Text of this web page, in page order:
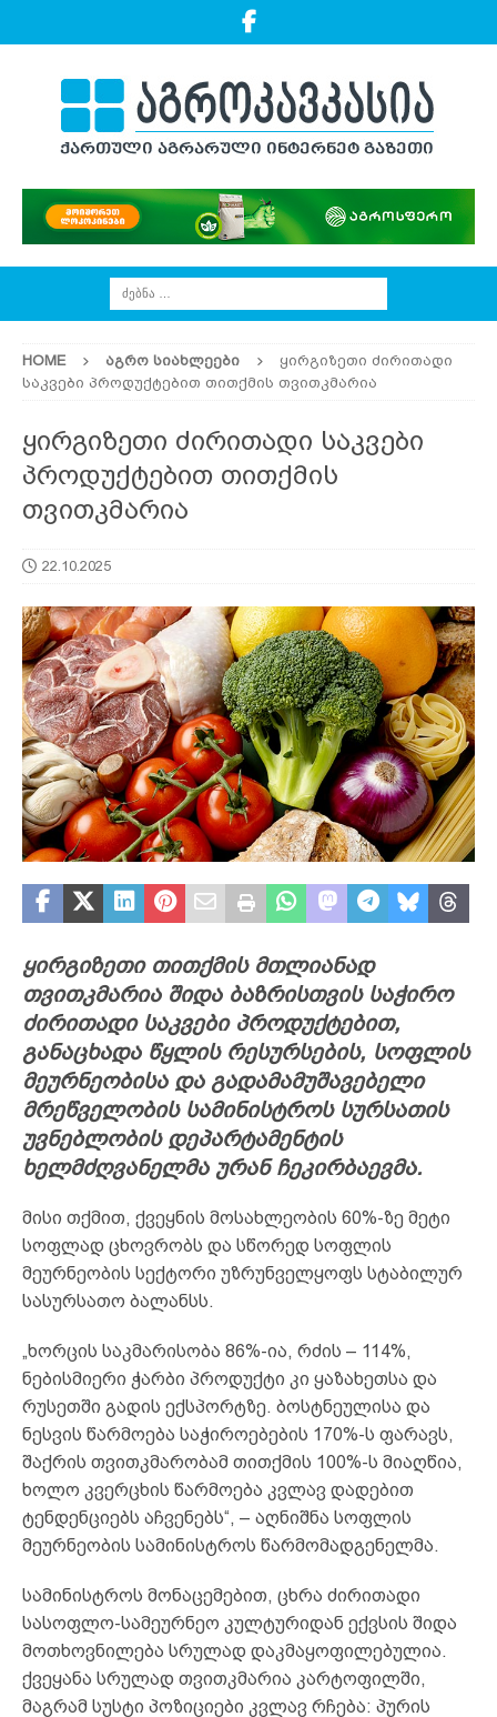
HOME ᲐᲒᲠᲝ ᲡᲘᲐᲮᲚᲔᲔᲑᲘ
ყირგიზეთი ძირითადი
საკვები პროდუქტებით თითქმის თვითკმარია
ყირგიზეთი ძირითადი საკვები
პროდუქტებით თითქმის
თვითკმარია
22.10.2025
ყირგიზეთი თითქმის მთლიანად
თვითკმარია შიდა ბაზრისთვის საჭირო
ძირითადი საკვები პროდუქტებით,
განაცხადა წყლის რესურსების, სოფლის
მეურნეობისა და გადამამუშავებელი
მრეწველობის სამინისტროს სურსათის
უვნებლობის დეპარტამენტის
ხელმძღვანელმა ურან ჩეკირბაევმა.
მისი თქმით, ქვეყნის მოსახლეობის 60%-ზე მეტი
სოფლად ცხოვრობს და სწორედ სოფლის
მეურნეობის სექტორი უზრუნველყოფს სტაბილურ
სასურსათო ბალანსს.
„ხორცის საკმარისობა 86%-ია, რძის – 114%,
ნებისმიერი ჭარბი პროდუქტი კი ყაზახეთსა და
რუსეთში გადის ექსპორტზე. ბოსტნეულისა და
ნესვის წარმოება საჭიროებების 170%-ს ფარავს,
შაქრის თვითკმარობამ თითქმის 100%-ს მიაღწია,
ხოლო კვერცხის წარმოება კვლავ დადებით
ტენდენციებს აჩვენებს“, – აღნიშნა სოფლის
მეურნეობის სამინისტროს წარმომადგენელმა.
სამინისტროს მონაცემებით, ცხრა ძირითადი
სასოფლო-სამეურნეო კულტურიდან ექვსის შიდა
მოთხოვნილება სრულად დაკმაყოფილებულია.
ქვეყანა სრულად თვითკმარია კარტოფილში,
მაგრამ სუსტი პოზიციები კვლავ რჩება: პურის